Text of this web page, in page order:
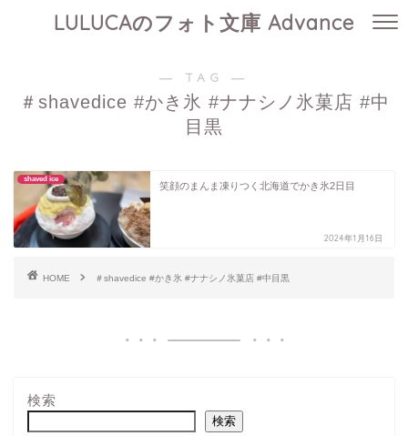
LULUCAのフォト文庫 Advance
― TAG ―
＃shavedice #かき氷 #ナナシノ氷菓店 #中
目黒
shaved ice
笑顔のまんま凍りつく北海道でかき氷2日目
2024年1月16日
HOME ＃shavedice #かき氷 #ナナシノ氷菓店 #中目黒
検索
検索